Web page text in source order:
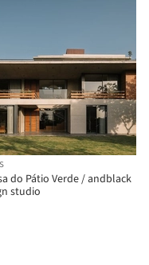
do Pátio Verde / andblack
studio